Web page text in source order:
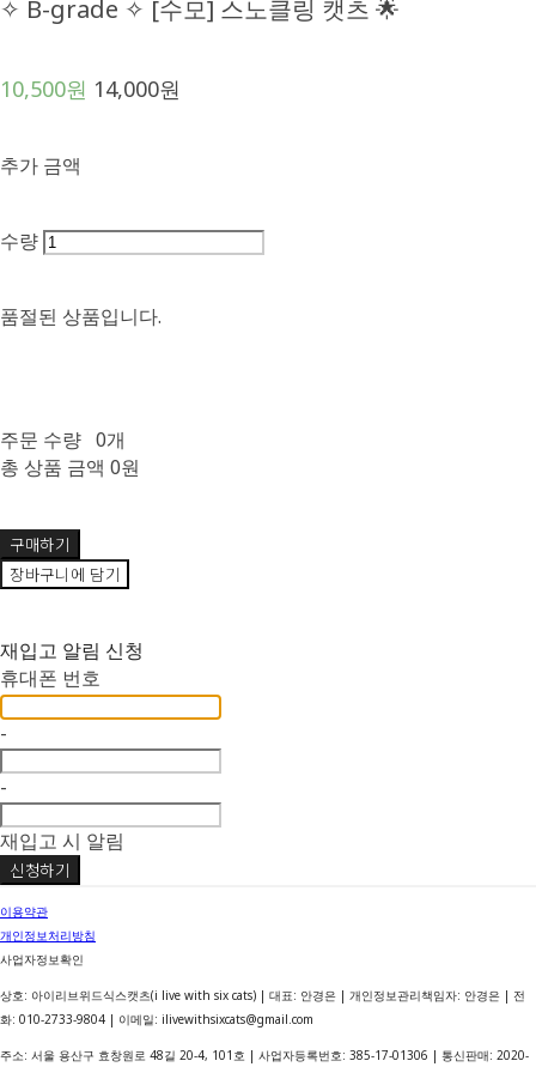
✧ B-grade ✧ [수모] 스노클링 캣츠 🌟
10,500원 14,000원
추가 금액
수량
품절된 상품입니다.
주문 수량 0개
총 상품 금액 0원
구매하기
장바구니에 담기
재입고 알림 신청
휴대폰 번호
-
-
재입고 시 알림
신청하기
이용약관
개인정보처리방침
사업자정보확인
상호: 아이리브위드식스캣츠(i live with six cats) | 대표: 안경은 | 개인정보관리책임자: 안경은 | 전
화: 010-2733-9804 | 이메일: ilivewithsixcats@gmail.com
주소: 서울 용산구 효창원로 48길 20-4, 101호 | 사업자등록번호: 385-17-01306 | 통신판매: 2020-